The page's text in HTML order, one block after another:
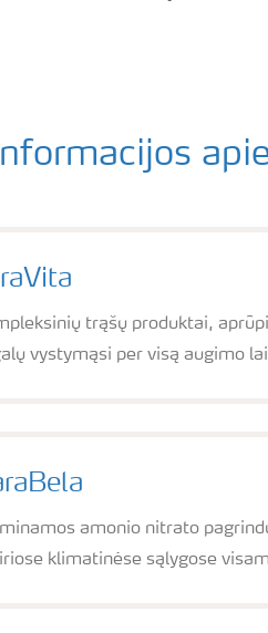
trąšų produktai,
vystymąsi per visą augimo
amonio nitrato
klimatinėse sąlygose